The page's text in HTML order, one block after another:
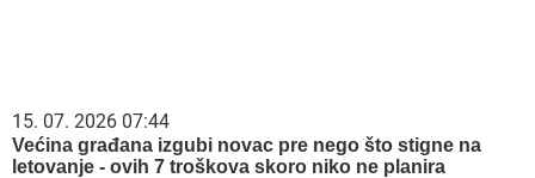
15. 07. 2026 07:44
Većina građana izgubi novac pre nego što stigne na
letovanje - ovih 7 troškova skoro niko ne planira